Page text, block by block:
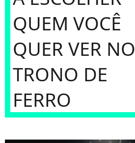
QUEM VOCÊ
QUER VER NO
TRONO DE
FERRO